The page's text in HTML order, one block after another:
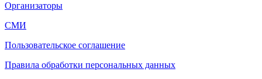
Организаторы
СМИ
Пользовательское соглашение
Правила обработки персональных данных